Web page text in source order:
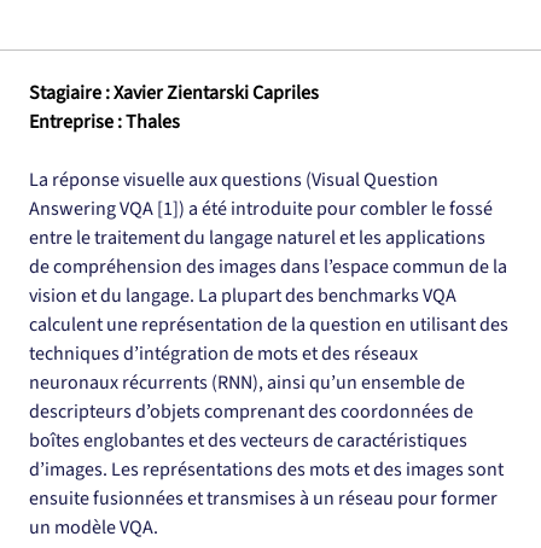
Stagiaire : Xavier Zientarski Capriles
Entreprise : Thales
La réponse visuelle aux questions (Visual Question
Answering VQA [1]) a été introduite pour combler le fossé
entre le traitement du langage naturel et les applications
de compréhension des images dans l’espace commun de la
vision et du langage. La plupart des benchmarks VQA
calculent une représentation de la question en utilisant des
techniques d’intégration de mots et des réseaux
neuronaux récurrents (RNN), ainsi qu’un ensemble de
descripteurs d’objets comprenant des coordonnées de
boîtes englobantes et des vecteurs de caractéristiques
d’images. Les représentations des mots et des images sont
ensuite fusionnées et transmises à un réseau pour former
un modèle VQA.